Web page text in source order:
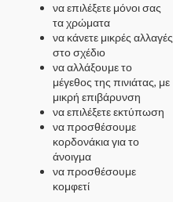
να επιλέξετε μόνοι σας
τα χρώματα
να κάνετε μικρές αλλαγές
στο σχέδιο
να αλλάξουμε το
μέγεθος της πινιάτας, με
μικρή επιβάρυνση
να επιλέξετε εκτύπωση
να προσθέσουμε
κορδονάκια για το
άνοιγμα
να προσθέσουμε
κομφετί